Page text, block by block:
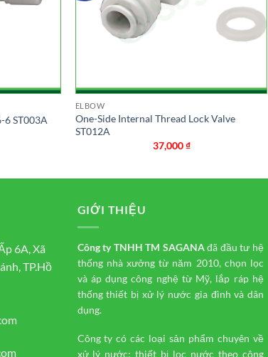
6 ST003A
ELBOW
One-Side Internal Thread Lock Valve
ST012A
37,000₫
6A, Xã
TP.Hồ
GIỚI THIỆU
Công ty TNHH TM SAGANAđã đầu tư hệ
thống nhà xưởng từ năm 2010, chọn lọc
và áp dụng công nghệ từ Mỹ, lắp ráp hệ
thống thiết bị xử lý nước gia đình và dân
dụng.
Công ty có các loại sản phẩm chuyên về
xử lý nước: thiết bị lọc nước theo công